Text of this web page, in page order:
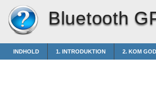
Bluetooth
INDHOLD 1. INTRODUKTION 2. KOM